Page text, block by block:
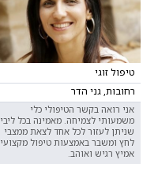
טיפול זוגי
רחובות, גני הדר
אני רואה בקשר הטיפולי כלי
משמעותי לצמיחה. מאמינה בכל ליבי
שניתן לעזור לכל אחד לצאת ממצבי
לחץ ומשבר באמצעות טיפול מקצועי
אמיץ רגיש ואוהב.